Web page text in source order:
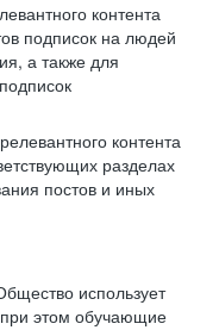
контента
подписок на людей
а также для
контента
разделах
постов и иных
использует
этом обучающие